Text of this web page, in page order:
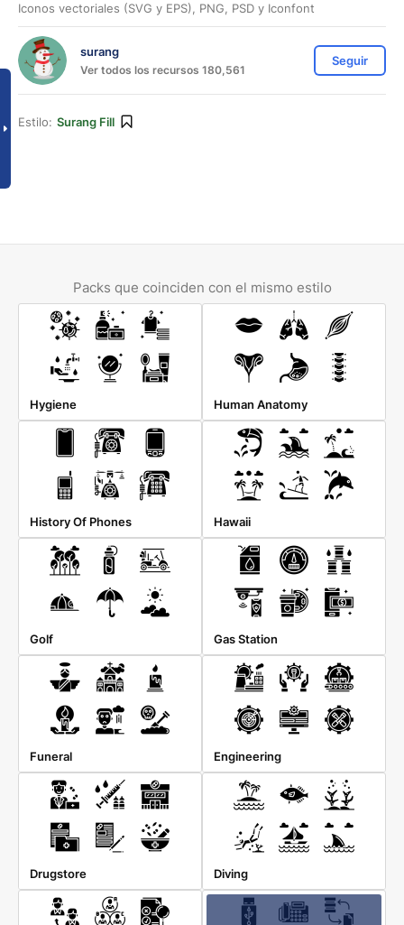
Iconos vectoriales (SVG y EPS), PNG, PSD y Iconfont
surang
Ver todos los recursos 180,561
Seguir
Estilo: Surang Fill
Packs que coinciden con el mismo estilo
Hygiene Human Anatomy
History Of Phones Hawaii
Golf Gas Station
Funeral Engineering
Drugstore Diving